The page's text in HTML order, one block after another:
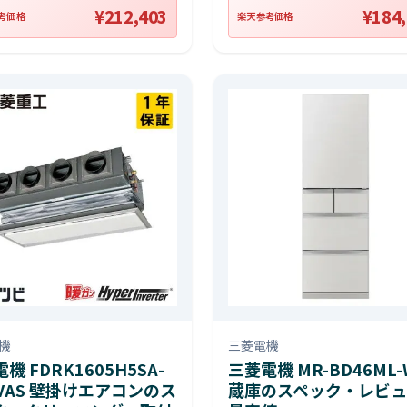
価格 ¥212,403 楽天参考価格
機 FDRK1605H5SA-
壁掛けエアコンのス
三菱電機
三菱電機 MR-BD46ML-
蔵庫のスペック・レビ